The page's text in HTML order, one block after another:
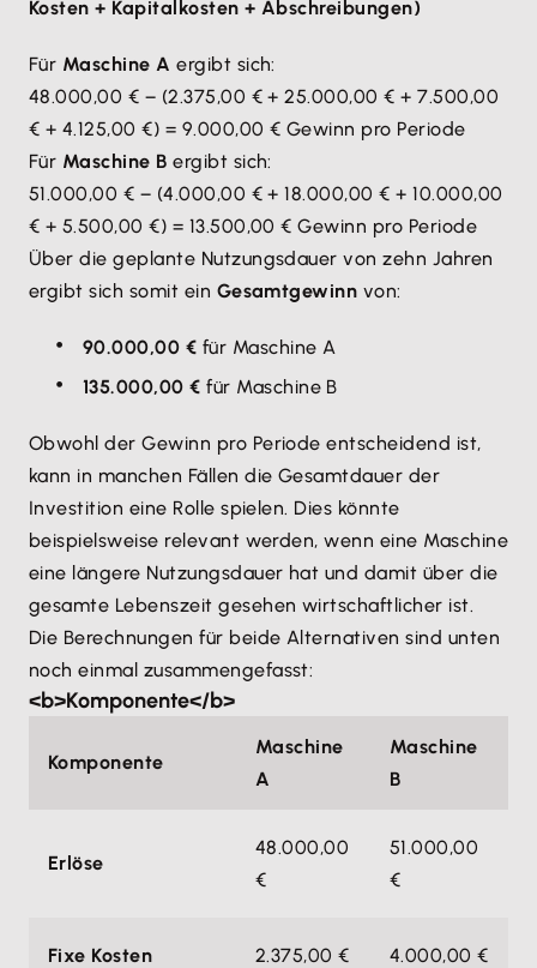
Kosten + Kapitalkosten + Abschreibungen)
Für Maschine A ergibt sich:
48.000,00 € − (2.375,00 € + 25.000,00 € + 7.500,00
€ + 4.125,00 €) = 9.000,00 € Gewinn pro Periode
Für Maschine B ergibt sich:
51.000,00 € − (4.000,00 € + 18.000,00 € + 10.000,00
€ + 5.500,00 €) = 13.500,00 € Gewinn pro Periode
Über die geplante Nutzungsdauer von zehn Jahren
ergibt sich somit ein Gesamtgewinn von:
90.000,00 € für Maschine A
135.000,00 € für Maschine B
Obwohl der Gewinn pro Periode entscheidend ist,
kann in manchen Fällen die Gesamtdauer der
Investition eine Rolle spielen. Dies könnte
beispielsweise relevant werden, wenn eine Maschine
eine längere Nutzungsdauer hat und damit über die
gesamte Lebenszeit gesehen wirtschaftlicher ist.
Die Berechnungen für beide Alternativen sind unten
noch einmal zusammengefasst:
<b>Komponente</b>
Komponente
Maschine
A
Maschine
B
Erlöse
48.000,00
€
51.000,00
€
Fixe Kosten 2.375,00 € 4.000,00 €